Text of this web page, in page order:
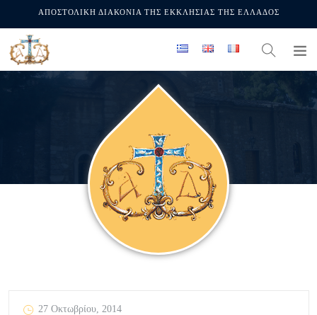
ΑΠΟΣΤΟΛΙΚΗ ΔΙΑΚΟΝΙΑ ΤΗΣ ΕΚΚΛΗΣΙΑΣ ΤΗΣ ΕΛΛΑΔΟΣ
27 Οκτωβρίου, 2014